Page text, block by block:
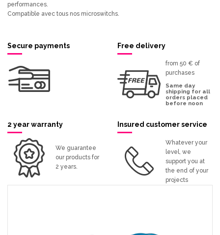
performances.
Compatible avec tous nos microswitchs.
Secure payments Free delivery
from 50 € of
purchases
Same day
shipping for all
orders placed
before noon
2 year warranty
We guarantee
our products for
2 years.
Insured customer service
Whatever your
level, we
support you at
the end of your
projects